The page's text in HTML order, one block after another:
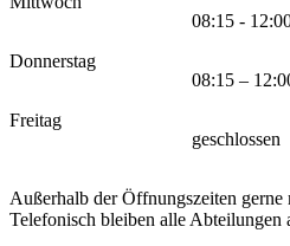
08:15 -
Donnerstag
08:15 –
Freitag
geschlossen
Außerhalb der Öffnungszeiten
Telefonisch bleiben alle Abteilungen